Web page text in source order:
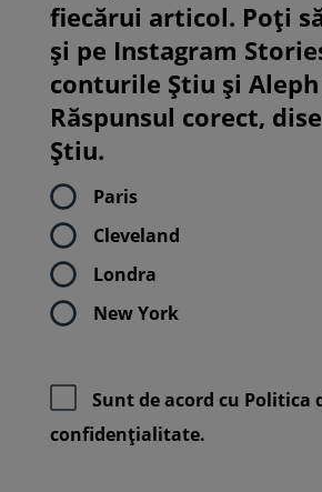
fiecărui articol. Poți
și pe Instagram
conturile Știu și
Răspunsul corect,
Știu.
Paris
Cleveland
Londra
New York
Sunt de acord cu Politica
confidenţialitate.